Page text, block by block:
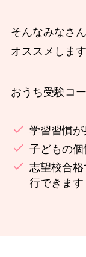
そんなみなさ
オススメします
おうち受験コ
学習習慣
子どもの
志望校合
行できます